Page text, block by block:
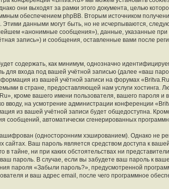
они выходят за рамки этого документа, целью
обеспечением phpBB. Вторым источником
Этими данными могут быть, но не исчерпываются,
«анонимные сообщения»), данные, указанные при
запись») и сообщения, оставленные вами после
содержать, как минимум, однозначно
для входа под вашей учётной записью (далее «ваш
из вашей учётной записи на форумах
в стране, предоставляющей нам услуги хостинга.
кроме вашего имени пользователя, вашего пароля и
вводу, на усмотрение администрации конференции
из вашей учётной записи будет общедоступна.
сообщений, автоматически сгенерированных
(односторонним хэшированием). Однако не
сайтах. Ваш пароль является средством доступа к
в тайне, ни при каких обстоятельствах ни
пароль. В случае, если вы забудете ваш пароль к
пароля «Забыли пароль?», предусмотренной
и ваш адрес email, после чего программное